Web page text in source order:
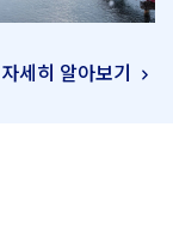
자세히 알아보기